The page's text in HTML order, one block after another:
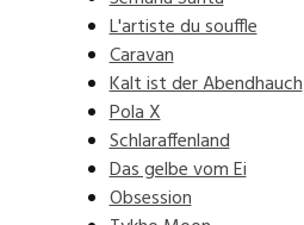
L'artiste du souffle
Caravan
Kalt ist der Abendhauch
Pola X
Schlaraffenland
Das gelbe vom Ei
Obsession